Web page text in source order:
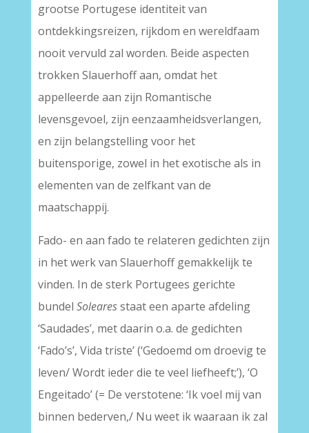
grootse Portugese identiteit van
ontdekkingsreizen, rijkdom en wereldfaam
nooit vervuld zal worden. Beide aspecten
trokken Slauerhoff aan, omdat het
appelleerde aan zijn Romantische
levensgevoel, zijn eenzaamheidsverlangen,
en zijn belangstelling voor het
buitensporige, zowel in het exotische als in
elementen van de zelfkant van de
maatschappij.
Fado- en aan fado te relateren gedichten zijn
in het werk van Slauerhoff gemakkelijk te
vinden. In de sterk Portugees gerichte
bundel Solearesstaat een aparte afdeling
‘Saudades’, met daarin o.a. de gedichten
‘Fado’s’, Vida triste’ (‘Gedoemd om droevig te
leven/ Wordt ieder die te veel liefheeft;’), ‘O
Engeitado’ (= De verstotene: ‘Ik voel mij van
binnen bederven,/ Nu weet ik waaraan ik zal